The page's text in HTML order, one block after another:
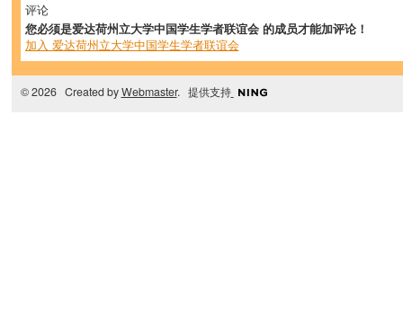
评论
您必须是爱达荷州立大学中国学生学者联谊会 的成员才能加评论！
加入 爱达荷州立大学中国学生学者联谊会
© 2026 Created byWebmaster. 提供支持